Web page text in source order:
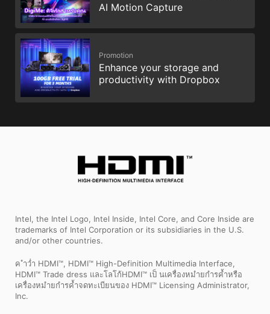
AI Motion Capture
Promotion
Enhance your storage and
productivity with Dropbox
Intel, the Intel Logo, Intel Inside, Intel Core, and Core Inside are
trademarks of Intel Corporation or its subsidiaries in the U.S.
and/or other countries.
ค ำว่ำ HDMI™, HDMI™ High-Definition Multimedia Interface,
HDMI™ Trade dress และโลโก้HDMI™ เป็ นเครื่องหมำยกำรค้ำหรือ
เครื่องหมำยกำรค้ำจดทะเบียนของ HDMI™ Licensing Administrator,
Inc.